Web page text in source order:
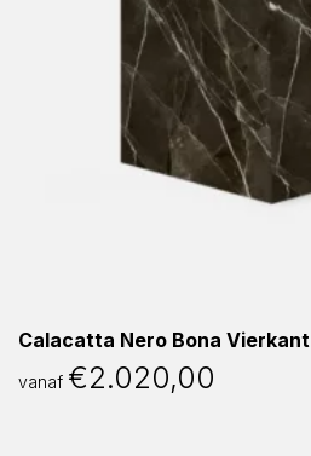
Calacatta Nero Bona Vierkant
vanaf €2.020,00